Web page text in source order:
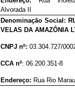
Alvorada II
Denominação Social:
VELAS DA AMAZÔNIA
CNPJ nº:03.304.727/
CCA nº:06.200.351-8
Endereço: Rua Rio